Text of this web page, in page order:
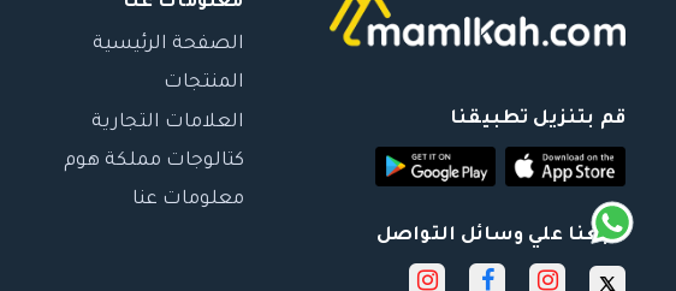
قم بتنزيل تطبيقنا
تابعنا علي وسائل التواصل
الصفحة الرئيسية
المنتجات
العلامات التجارية
كتالوجات مملكة هوم
معلومات عنا